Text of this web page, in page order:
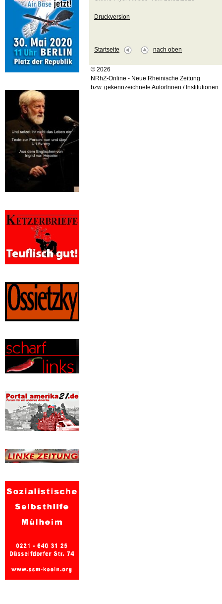
Druckversion
Startseite nach oben
© 2026
NRhZ-Online - Neue Rheinische Zeitung
bzw. gekennzeichnete AutorInnen / Institutionen